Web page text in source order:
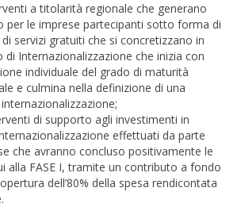
a titolarità regionale che generano
per le imprese partecipanti sotto forma di
servizi gratuiti che si concretizzano in
di Internazionalizzazione che inizia con
individuale del grado di maturità
e culmina nella definizione di una
di supporto agli investimenti in
effettuati da parte
che avranno concluso positivamente le
alla FASE I, tramite un contributo a fondo
dell’80% della spesa rendicontata